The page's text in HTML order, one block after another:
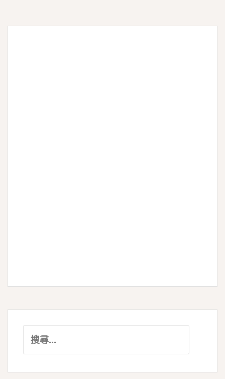
尋
鍵